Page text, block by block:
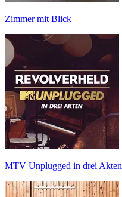
Zimmer mit Blick
MTV Unplugged in drei Akten